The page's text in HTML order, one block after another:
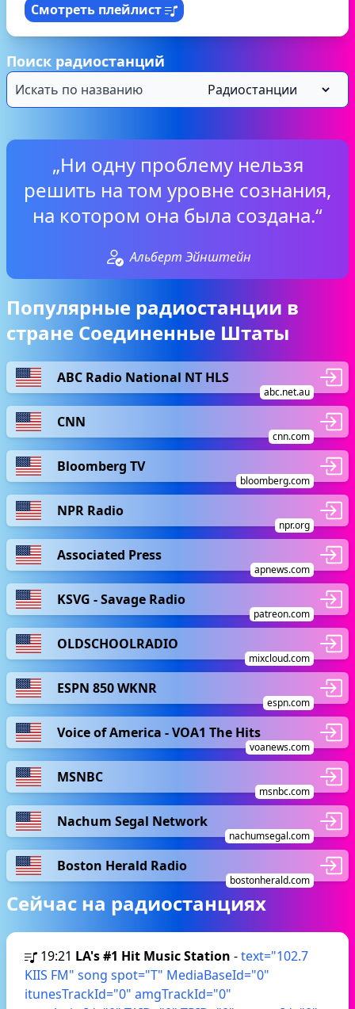
Смотреть плейлист
Поиск радиостанций
„Ни одну проблему нельзя
решить на том уровне сознания,
на котором она была создана.“
Альберт Эйнштейн
Популярные радиостанции в
стране Соединенные Штаты
ABC Radio National NT HLS
abc.net.au
CNN
cnn.com
Bloomberg TV
bloomberg.com
NPR Radio
npr.org
Associated Press
apnews.com
KSVG - Savage Radio
patreon.com
OLDSCHOOLRADIO
mixcloud.com
ESPN 850 WKNR
espn.com
Voice of America - VOA1 The Hits
voanews.com
MSNBC
msnbc.com
Nachum Segal Network
nachumsegal.com
Boston Herald Radio
bostonherald.com
Сейчас на радиостанциях
19:21 LA's #1 Hit Music Station -text="102.7
KIIS FM" song spot="T" MediaBaseId="0"
itunesTrackId="0" amgTrackId="0"